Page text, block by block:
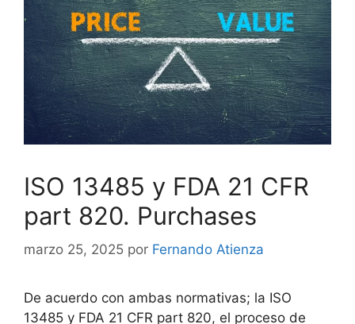
ISO 13485 y FDA 21 CFR
part 820. Purchases
marzo 25, 2025 por Fernando Atienza
De acuerdo con ambas normativas; la ISO
13485 y FDA 21 CFR part 820, el proceso de